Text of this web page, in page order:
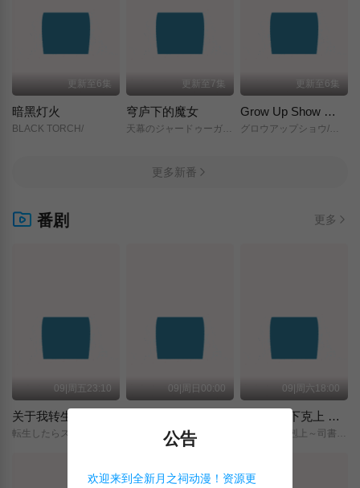
更新至6集
暗黑灯火
BLACK TORCH/
更新至7集
穹庐下的魔女
天幕のジャードゥーガル/
更新至6集
Grow Up Show ～向日葵马戏团～
グロウアップショウ/～ひまわりのサーカス団～/
更多新番
番剧 更多
09|周五23:10 09|周日00:00 09|周六18:00
小书痴的下克上 〜为了成为图书管理员而不择手段〜 领主的养女
公告
欢迎来到全新月之祠动漫！资源更